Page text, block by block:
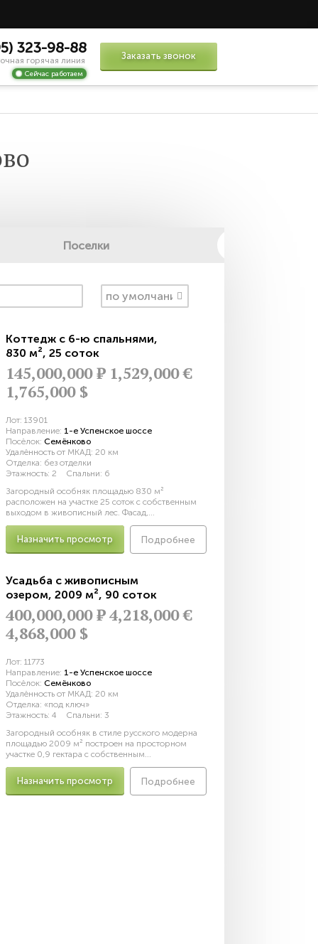
323-98-88
горячая линия
Сейчас работаем
Заказать звонок
Поселки
Коттедж с 6-ю спальнями,
830 м², 25 соток
145,000,000Р 1,529,000 €
1,765,000 $
Лот: 13901
Направление: 1-е Успенское шоссе
Посёлок: Семёнково
Удалённость от МКАД: 20 км
Отделка: без отделки
Этажность: 2 Спальни: 6
Загородный особняк площадью 830 м²
расположен на участке 25 соток с собственным
выходом в живописный лес. Фасад,...
Назначить просмотр Подробнее
Усадьба с живописным
озером, 2009 м², 90 соток
400,000,000Р 4,218,000 €
4,868,000 $
Лот: 11773
Направление: 1-е Успенское шоссе
Посёлок: Семёнково
Удалённость от МКАД: 20 км
Отделка: «под ключ»
Этажность: 4 Спальни: 3
Загородный особняк в стиле русского модерна
площадью 2009 м² построен на просторном
участке 0,9 гектара с собственным...
Назначить просмотр Подробнее